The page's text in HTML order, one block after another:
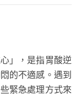
」，是指胃酸逆
的不適感。遇到
緊急處理方式來